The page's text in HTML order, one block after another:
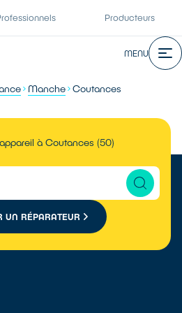
Producteurs
MENU
Manche Coutances
à Coutances (50)
UN RÉPARATEUR